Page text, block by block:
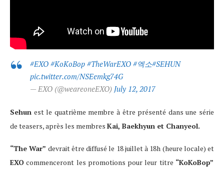
#EXO #KoKoBop #TheWarEXO #엑소#SEHUN
pic.twitter.com/NSEemkg74G
— EXO (@weareoneEXO) July 12, 2017
Sehun est le quatrième membre à être présenté dans une série
de teasers, après les membres Kai, Baekhyun et Chanyeol.
“The War” devrait être diffusé le 18 juillet à 18h (heure locale) et
EXO commenceront les promotions pour leur titre “KoKoBop”